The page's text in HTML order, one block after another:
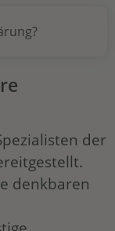
der
denkbaren